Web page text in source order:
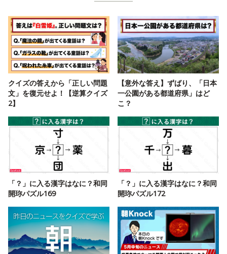
クイズの答えから「正しい問題
文」を復元せよ！【逆算クイズ
2】
【意外な答え】ずばり、「日本
一公園がある都道府県」はど
こ？
「？」に入る漢字はなに？和同
開珎パズル169
「？」に入る漢字はなに？和同
開珎パズル172